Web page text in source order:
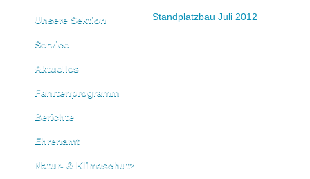
Unsere Sektion
Service
Aktuelles
Fahrtenprogramm
Berichte
Ehrenamt
Natur- & Klimaschutz
Standplatzbau Juli 2012